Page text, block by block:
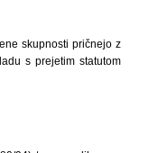
skupnosti pričnejo z
s prejetim statutom